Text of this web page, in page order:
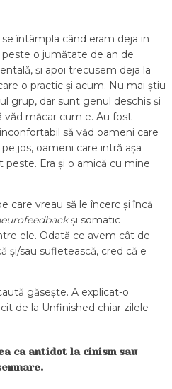
întâmpla când eram deja in
o jumătate de an de
și apoi trecusem deja la
o practic și acum. Nu mai știu
grup, dar sunt genul deschis și
văd măcar cum e. Au fost
să văd oameni care
jos, oameni care intră așa
Era și o amică cu mine
care vreau să le încerc și încă
și somatic
ele. Odată ce avem cât de
și/sau sufletească, cred că e
găsește. A explicat-o
de la Unfinished chiar zilele
ca antidot la cinism sau